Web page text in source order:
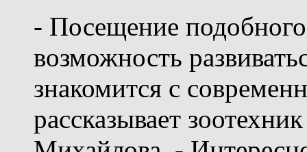
- Посещение
возможность
знакомится с
рассказывает